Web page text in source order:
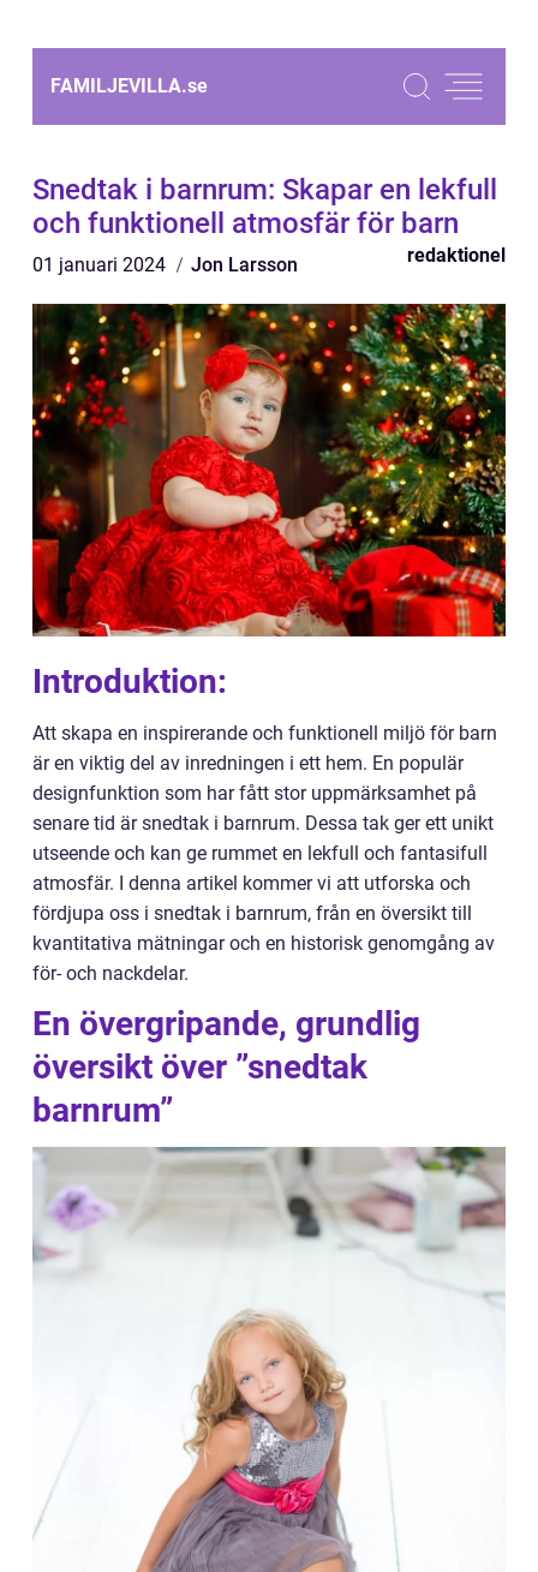
FAMILJEVILLA.se
Snedtak i barnrum: Skapar en lekfull
och funktionell atmosfär för barn
01 januari 2024 Jon Larsson redaktionel
Introduktion:
Att skapa en inspirerande och funktionell miljö för barn
är en viktig del av inredningen i ett hem. En populär
designfunktion som har fått stor uppmärksamhet på
senare tid är snedtak i barnrum. Dessa tak ger ett unikt
utseende och kan ge rummet en lekfull och fantasifull
atmosfär. I denna artikel kommer vi att utforska och
fördjupa oss i snedtak i barnrum, från en översikt till
kvantitativa mätningar och en historisk genomgång av
för- och nackdelar.
En övergripande, grundlig
översikt över ”snedtak
barnrum”